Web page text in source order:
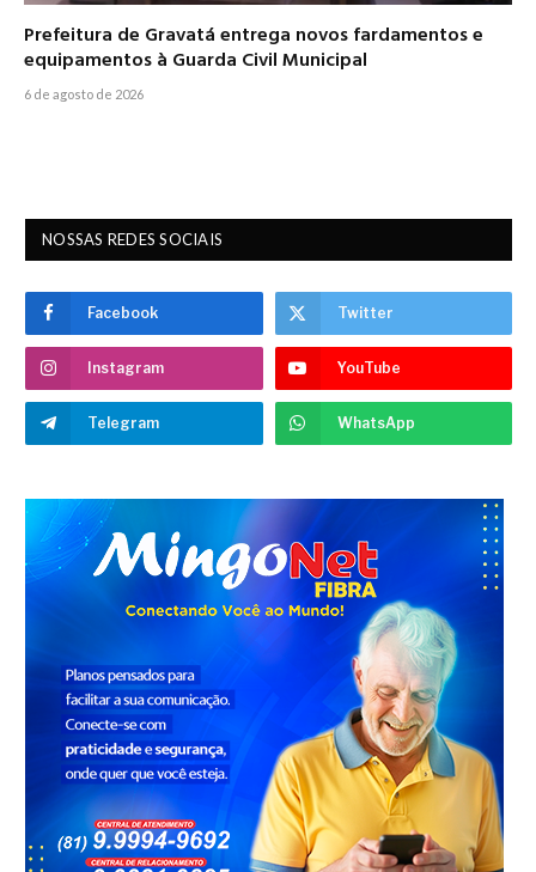
Prefeitura de Gravatá entrega novos fardamentos e
equipamentos à Guarda Civil Municipal
6 de agosto de 2026
NOSSAS REDES SOCIAIS
Facebook Twitter
Instagram YouTube
Telegram WhatsApp